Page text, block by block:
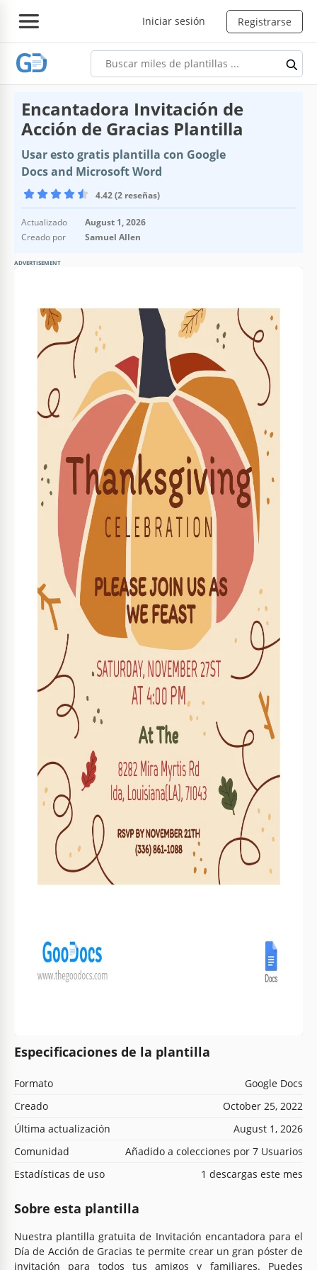
Iniciar sesión Registrarse
Encantadora Invitación de
Acción de Gracias Plantilla
Usar esto gratis plantilla con Google
Docs and Microsoft Word
4.42 (2 reseñas)
Actualizado
August 1, 2026
Creado por
Samuel Allen
ADVERTISEMENT
Especificaciones de la plantilla
Formato
Google Docs
Creado
October 25, 2022
Última actualización
August 1, 2026
Comunidad
Añadido a colecciones por 7 Usuarios
Estadísticas de uso
1 descargas este mes
Sobre esta plantilla
Nuestra plantilla gratuita de Invitación encantadora para el
Día de Acción de Gracias te permite crear un gran póster de
invitación para todos tus amigos y familiares. Puedes